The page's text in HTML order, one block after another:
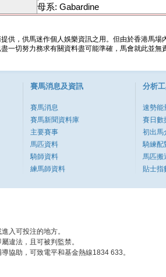
母系: Gabardine
供，供馬迷作個人娛樂資訊之用。但由於香港馬
一切努力務求有關資料盡可能準確，馬會就此並
賽馬消息及資訊
賽馬消息
賽馬新聞資料庫
主要賽事
馬匹資料
騎師資料
練馬師資料
分析
速勢能
賽日數
初出馬
騎練配
馬匹搬
貼士指
入可投注的地方。
違法，且可被判監禁。
協助，可致電平和基金熱線1834 633。